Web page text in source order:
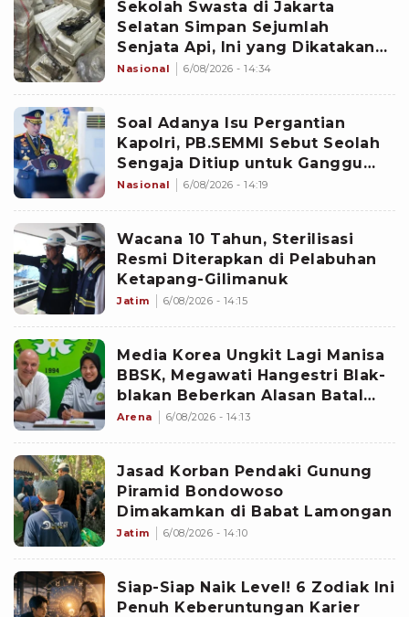
Sekolah Swasta di Jakarta
Selatan Simpan Sejumlah
Senjata Api, Ini yang Dikatakan
Polisi
Nasional 6/08/2026 - 14:34
Soal Adanya Isu Pergantian
Kapolri, PB.SEMMI Sebut Seolah
Sengaja Ditiup untuk Ganggu
Stabilitas Nasional
Nasional 6/08/2026 - 14:19
Wacana 10 Tahun, Sterilisasi
Resmi Diterapkan di Pelabuhan
Ketapang-Gilimanuk
Jatim 6/08/2026 - 14:15
Media Korea Ungkit Lagi Manisa
BBSK, Megawati Hangestri Blak-
blakan Beberkan Alasan Batal
Main di Liga Voli Turki
Arena 6/08/2026 - 14:13
Jasad Korban Pendaki Gunung
Piramid Bondowoso
Dimakamkan di Babat Lamongan
Jatim 6/08/2026 - 14:10
Siap-Siap Naik Level! 6 Zodiak Ini
Penuh Keberuntungan Karier